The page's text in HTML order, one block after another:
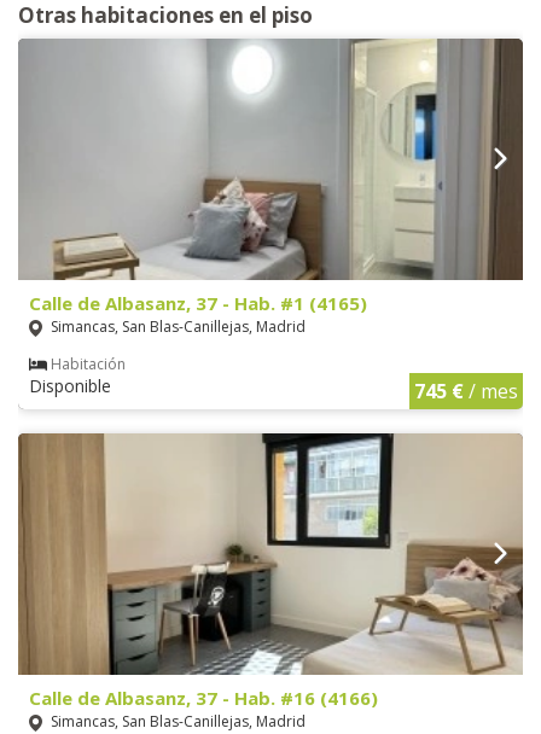
Otras habitaciones en el piso
Calle de Albasanz, 37 - Hab. #1 (4165)
Simancas, San Blas-Canillejas, Madrid
Habitación
Disponible 745 €/ mes
Calle de Albasanz, 37 - Hab. #16 (4166)
Simancas, San Blas-Canillejas, Madrid